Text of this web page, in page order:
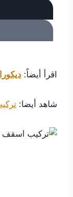
اقرأ أيضاً:
شاهد أيضا: